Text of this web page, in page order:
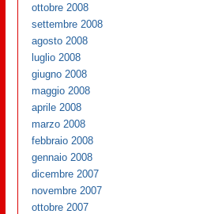
ottobre 2008
settembre 2008
agosto 2008
luglio 2008
giugno 2008
maggio 2008
aprile 2008
marzo 2008
febbraio 2008
gennaio 2008
dicembre 2007
novembre 2007
ottobre 2007